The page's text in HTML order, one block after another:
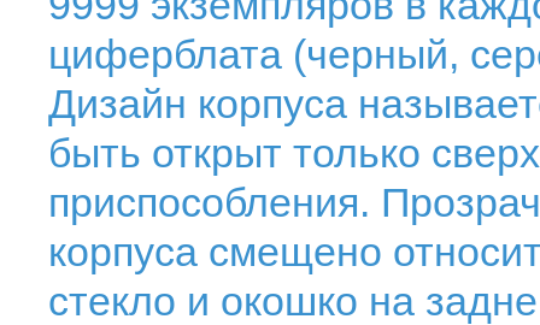
циферблата (черный,
Дизайн корпуса
быть открыт только
приспособления.
корпуса смещено
стекло и окошко на